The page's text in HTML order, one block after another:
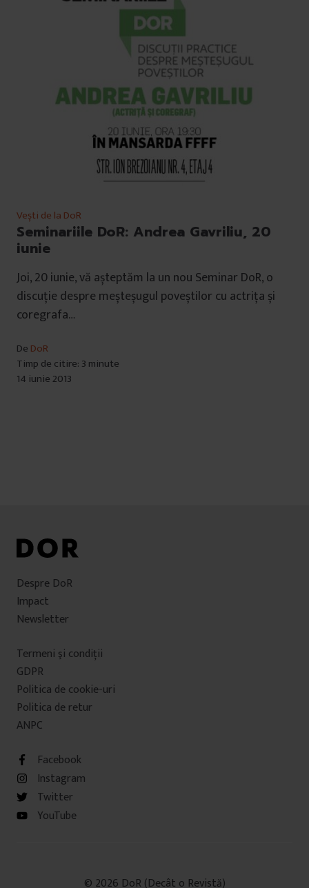
Vești de la DoR
Seminariile DoR: Andrea Gavriliu, 20
iunie
Joi, 20 iunie, vă așteptăm la un nou Seminar DoR, o
discuție despre meșteșugul poveștilor cu actrița și
coregrafa…
De DoR
Timp de citire: 3 minute
14 iunie 2013
Despre DoR
Impact
Newsletter
Termeni şi condiţii
GDPR
Politica de cookie-uri
Politica de retur
ANPC
Facebook
Instagram
Twitter
YouTube
© 2026 DoR (Decât o Revistă)